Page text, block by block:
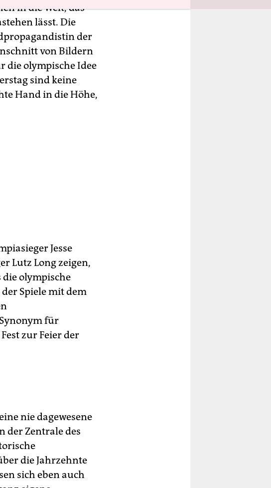
in die Welt, das
lässt. Die
der
von Bildern
die olympische Idee
sind keine
Hand in die Höhe,
Jesse
Lutz Long zeigen,
die olympische
Spiele mit dem
für
zur Feier der
nie dagewesene
der Zentrale des
die Jahrzehnte
sich eben auch